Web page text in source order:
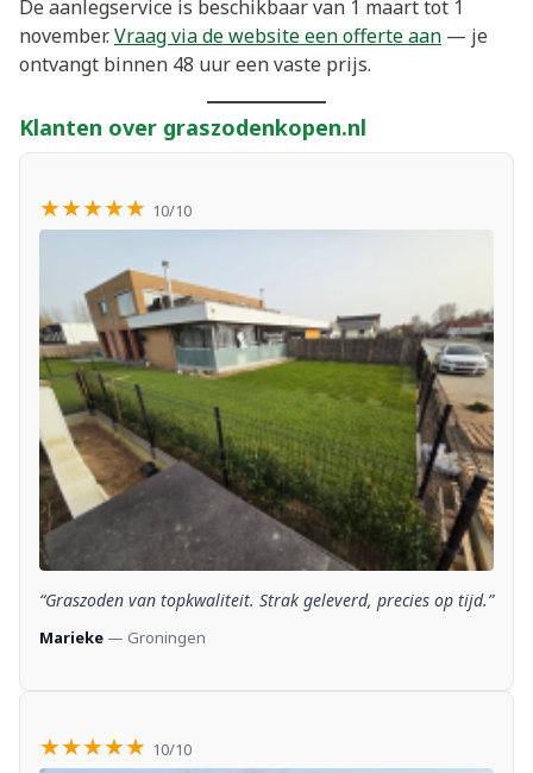
De aanlegservice is beschikbaar van 1 maart tot 1
november.Vraag via de website een offerte aan — je
ontvangt binnen 48 uur een vaste prijs.
Klanten over graszodenkopen.nl
★★★★★ 10/10
“Graszoden van topkwaliteit. Strak geleverd, precies op tijd.”
Marieke — Groningen
★★★★★ 10/10